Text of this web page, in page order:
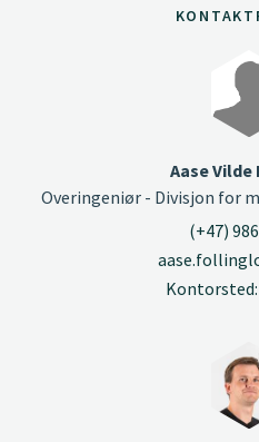
Aase
Overingeniør - Divisjon for
(+47)